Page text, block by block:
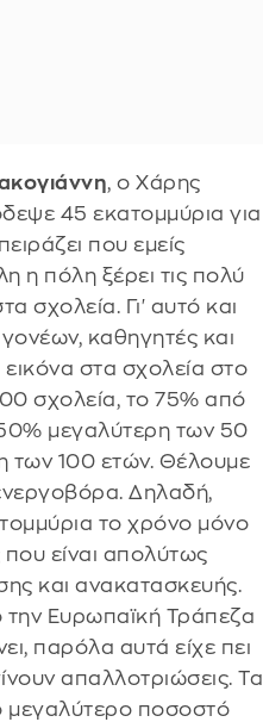
, ο Χάρης
45 εκατομμύρια για
που εμείς
η πόλη ξέρει τις πολύ
σχολεία. Γι' αυτό και
καθηγητές και
στα σχολεία στο
σχολεία, το 75% από
μεγαλύτερη των 50
των 100 ετών. Θέλουμε
Δηλαδή,
το χρόνο μόνο
είναι απολύτως
και ανακατασκευής.
την Ευρωπαϊκή Τράπεζα
παρόλα αυτά είχε πει
απαλλοτριώσεις. Τα
μεγαλύτερο ποσοστό